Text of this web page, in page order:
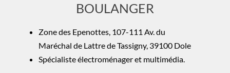
BOULANGER
Zone des Epenottes, 107-111 Av. du
Maréchal de Lattre de Tassigny, 39100 Dole
Spécialiste électroménager et multimédia.